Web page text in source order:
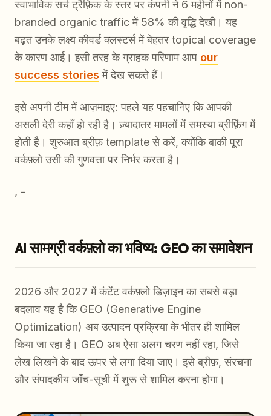
स्वाभाविक सर्च ट्रैफ़िक के स्तर पर कंपनी ने 6 महीनों में non-
branded organic traffic में 58% की वृद्धि देखी। यह
बढ़त उनके लक्ष्य कीवर्ड क्लस्टर्स में बेहतर topical coverage
के कारण आई। इसी तरह के ग्राहक परिणाम आप our
success stories में देख सकते हैं।
इसे अपनी टीम में आज़माइए: पहले यह पहचानिए कि आपकी
असली देरी कहाँ हो रही है। ज़्यादातर मामलों में समस्या ब्रीफ़िंग में
होती है। शुरुआत ब्रीफ़ template से करें, क्योंकि बाकी पूरा
वर्कफ़्लो उसी की गुणवत्ता पर निर्भर करता है।
, -
AI सामग्री वर्कफ़्लो का भविष्य: GEO का समावेशन
2026 और 2027 में कंटेंट वर्कफ़्लो डिज़ाइन का सबसे बड़ा
बदलाव यह है कि GEO (Generative Engine
Optimization) अब उत्पादन प्रक्रिया के भीतर ही शामिल
किया जा रहा है। GEO अब ऐसा अलग चरण नहीं रहा, जिसे
लेख लिखने के बाद ऊपर से लगा दिया जाए। इसे ब्रीफ़, संरचना
और संपादकीय जाँच-सूची में शुरू से शामिल करना होगा।